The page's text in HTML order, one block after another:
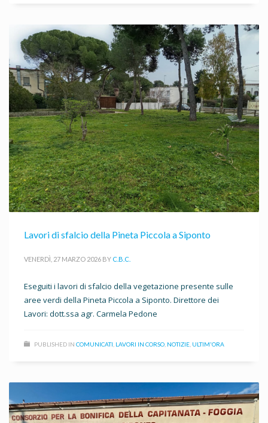
Lavori di sfalcio della Pineta Piccola a Siponto
VENERDÌ, 27 MARZO 2026 BY C.B.C.
Eseguiti i lavori di sfalcio della vegetazione presente sulle
aree verdi della Pineta Piccola a Siponto. Direttore dei
Lavori: dott.ssa agr. Carmela Pedone
PUBLISHED IN COMUNICATI LAVORI IN CORSO NOTIZIE ULTIM'ORA